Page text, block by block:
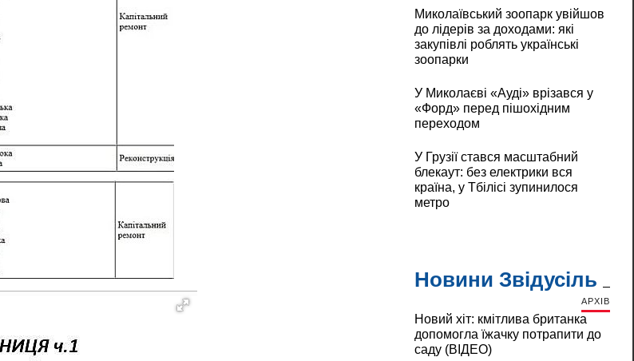
Миколаївський зоопарк увійшов
до лідерів за доходами: які
закупівлі роблять українські
зоопарки
У Миколаєві «Ауді» врізався у
«Форд» перед пішохідним
переходом
У Грузії стався масштабний
блекаут: без електрики вся
країна, у Тбілісі зупинилося
метро
Новини Звідусіль
АРХІВ
Новий хіт: кмітлива британка
допомогла їжачку потрапити до
саду (ВІДЕО)